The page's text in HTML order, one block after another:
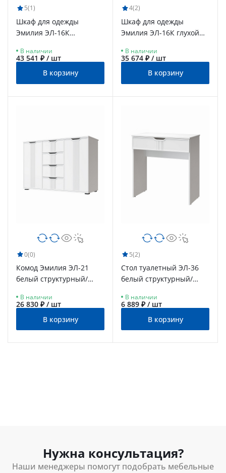
5(1)
Шкаф для одежды
Эмилия ЭЛ-16К
белый структурный/
меренга
В наличии
43 541 ₽ / шт
В корзину
4(2)
Шкаф для одежды
Эмилия ЭЛ-16К глухой
меренга
В наличии
35 674 ₽ / шт
В корзину
0(0)
Комод Эмилия ЭЛ-21
белый структурный/
В наличии
26 830 ₽ / шт
В корзину
5(2)
Стол туалетный ЭЛ-36
белый структурный/
В наличии
6 889 ₽ / шт
В корзину
Нужна консультация?
Наши менеджеры помогут подобрать мебельные